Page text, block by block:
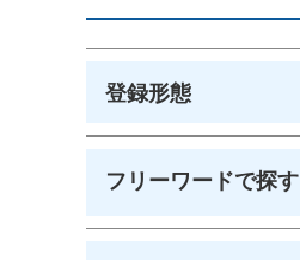
登録形態
フリーワードで探す